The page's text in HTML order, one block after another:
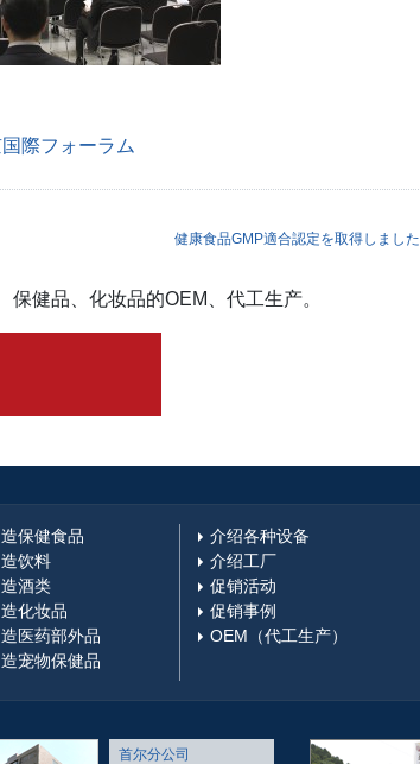
際フォーラム
健康食品GMP適合認定を取得しました
健品、化妆品的OEM、代工生产。
保健食品
饮料
酒类
化妆品
医药部外品
宠物保健品
介绍各种设备
介绍工厂
促销活动
促销事例
OEM（代工生产）
首尔分公司